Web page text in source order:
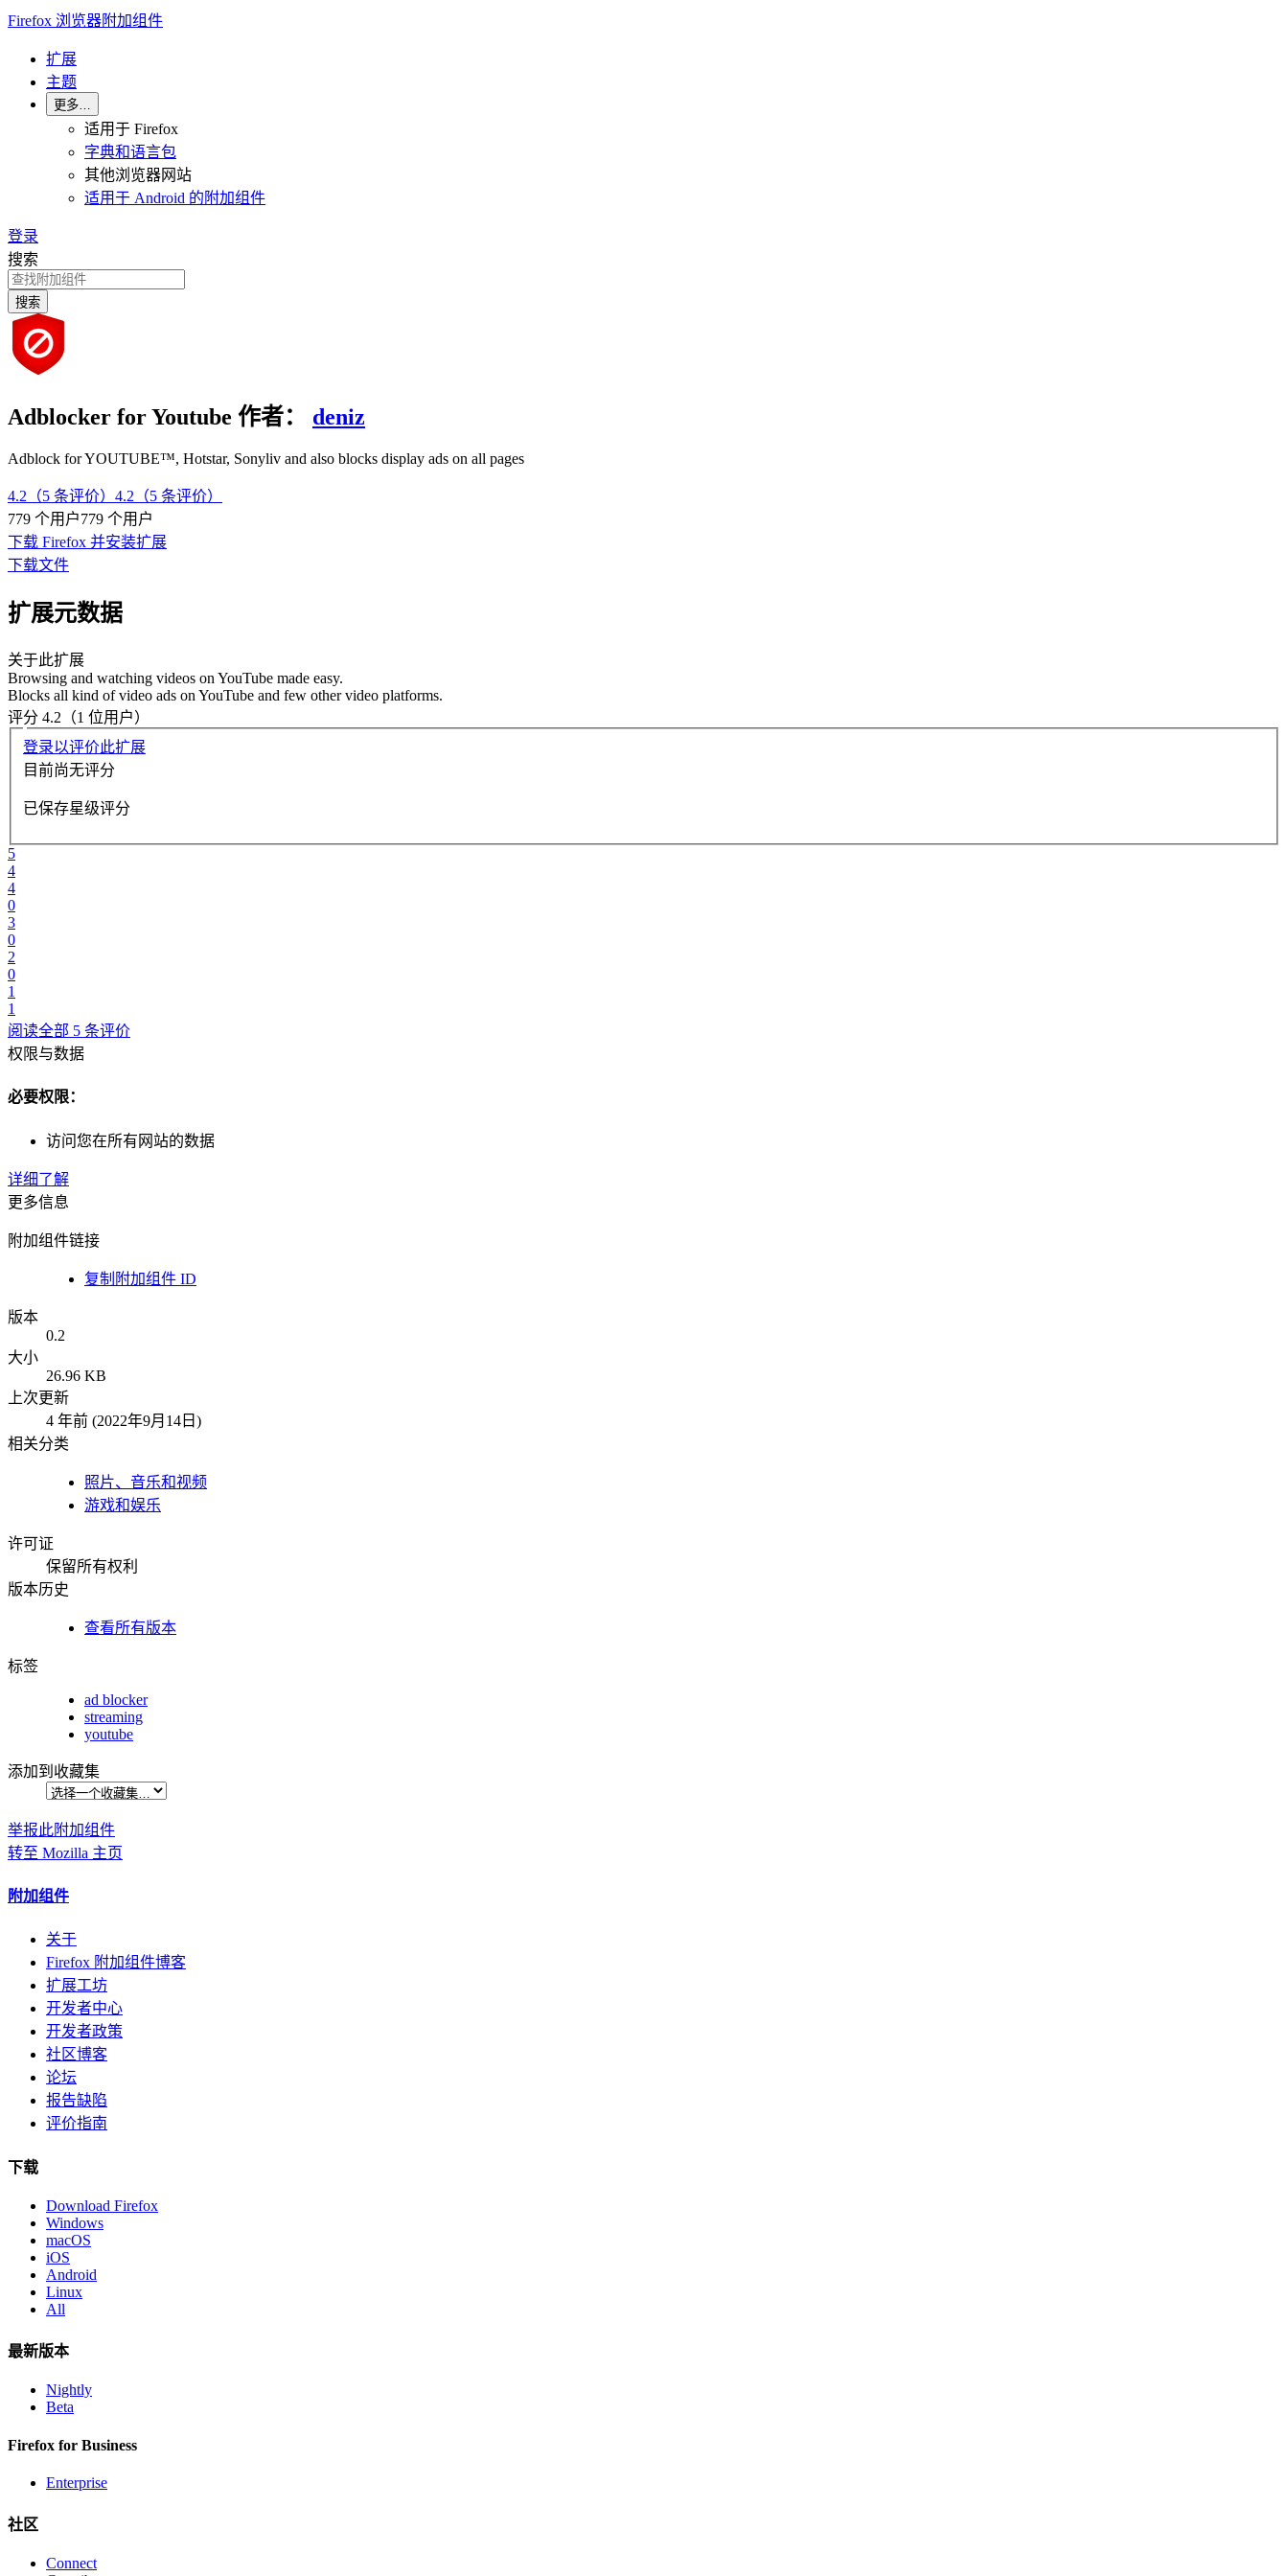
Firefox 浏览器附加组件
扩展
主题
更多…
适用于 Firefox
字典和语言包
其他浏览器网站
适用于 Android 的附加组件
登录
搜索
搜索
Adblocker for Youtube 作者： deniz
Adblock for YOUTUBE™, Hotstar, Sonyliv and also blocks display ads on all pages
4.2（5 条评价） 4.2（5 条评价）
779 个用户779 个用户
下载 Firefox 并安装扩展
下载文件
扩展元数据
关于此扩展
Browsing and watching videos on YouTube made easy.
Blocks all kind of video ads on YouTube and few other video platforms.
评分 4.2（1 位用户）
登录以评价此扩展
目前尚无评分
已保存星级评分
5
4
4
0
3
0
2
0
1
1
阅读全部 5 条评价
权限与数据
必要权限：
访问您在所有网站的数据
详细了解
更多信息
附加组件链接
复制附加组件 ID
版本
0.2
大小
26.96 KB
上次更新
4 年前 (2022年9月14日)
相关分类
照片、音乐和视频
游戏和娱乐
许可证
保留所有权利
版本历史
查看所有版本
标签
ad blocker
streaming
youtube
添加到收藏集
举报此附加组件
转至 Mozilla 主页
附加组件
关于
Firefox 附加组件博客
扩展工坊
开发者中心
开发者政策
社区博客
论坛
报告缺陷
评价指南
下载
Download Firefox
Windows
macOS
iOS
Android
Linux
All
最新版本
Nightly
Beta
Firefox for Business
Enterprise
社区
Connect